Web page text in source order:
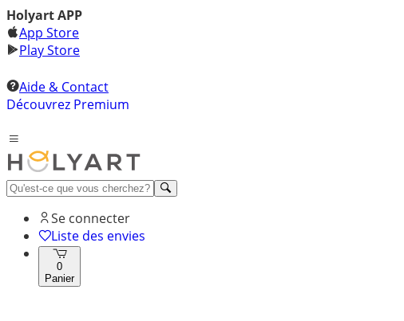
Holyart APP
App Store
Play Store
Aide & Contact
Découvrez Premium
Se connecter
Liste des envies
0
Panier